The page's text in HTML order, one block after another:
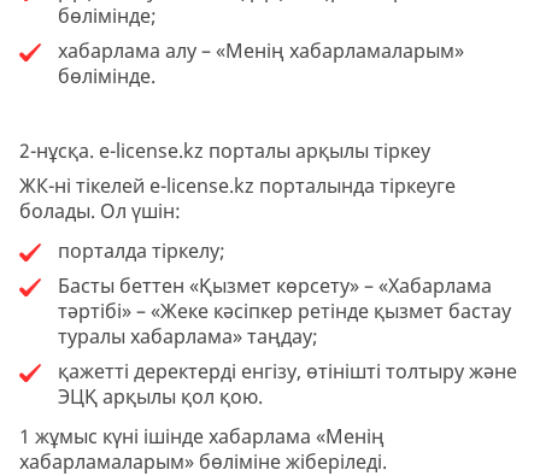
бөлімінде;
хабарлама алу – «Менің хабарламаларым»
бөлімінде.
2-нұсқа. e-license.kz порталы арқылы тіркеу
ЖК-ні тікелей e-license.kz порталында тіркеуге
болады. Ол үшін:
порталда тіркелу;
Басты беттен «Қызмет көрсету» – «Хабарлама
тәртібі» – «Жеке кәсіпкер ретінде қызмет бастау
туралы хабарлама» таңдау;
қажетті деректерді енгізу, өтінішті толтыру және
ЭЦҚ арқылы қол қою.
1 жұмыс күні ішінде хабарлама «Менің
хабарламаларым» бөліміне жіберіледі.